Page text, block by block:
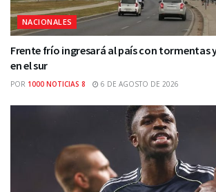
NACIONALES
Frente frío ingresará al país con tormentas
en el sur
POR 1000 NOTICIAS 8 6 DE AGOSTO DE 2026